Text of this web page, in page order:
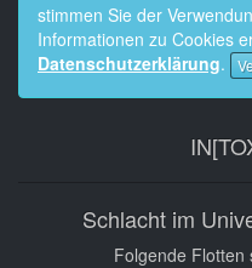
stimmen Sie der
Informationen zu Cookies
Datenschutzerklärung.
Schlacht im
Folgende Flotten